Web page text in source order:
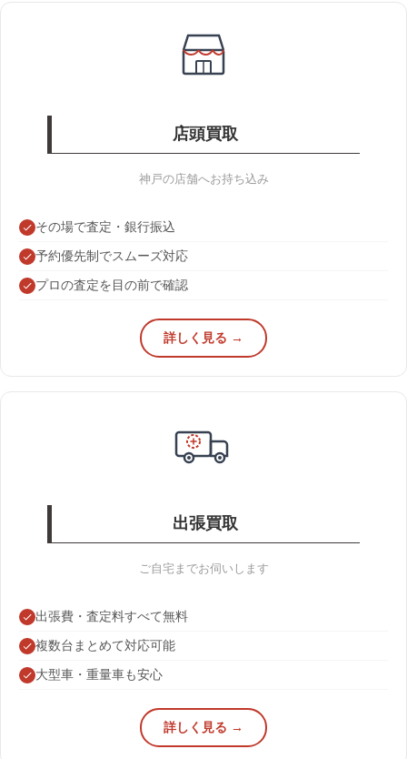
店頭買取
神戸の店舗へお持ち込み
その場で査定・銀行振込
予約優先制でスムーズ対応
プロの査定を目の前で確認
詳しく見る →
出張買取
ご自宅までお伺いします
出張費・査定料すべて無料
複数台まとめて対応可能
大型車・重量車も安心
詳しく見る →